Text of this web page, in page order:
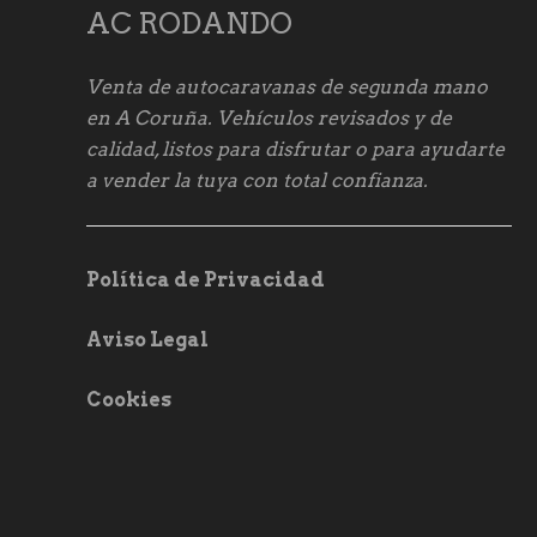
AC RODANDO
Venta de autocaravanas de segunda mano
en A Coruña. Vehículos revisados y de
calidad, listos para disfrutar o para ayudarte
a vender la tuya con total confianza.
Política de Privacidad
Aviso Legal
Cookies